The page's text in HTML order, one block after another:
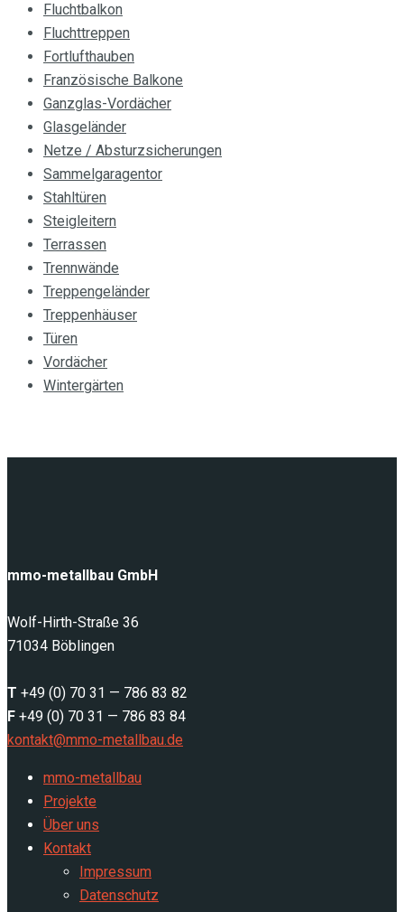
Fluchtbalkon
Fluchttreppen
Fortlufthauben
Französische Balkone
Ganzglas-Vordächer
Glasgeländer
Netze / Absturzsicherungen
Sammelgaragentor
Stahltüren
Steigleitern
Terrassen
Trennwände
Treppengeländer
Treppenhäuser
Türen
Vordächer
Wintergärten
mmo-metallbau GmbH
Wolf-Hirth-Straße 36
71034 Böblingen
T +49 (0) 70 31 — 786 83 82
F +49 (0) 70 31 — 786 83 84
kontakt@mmo-metallbau.de
mmo-metallbau
Projekte
Über uns
Kontakt
Impressum
Datenschutz